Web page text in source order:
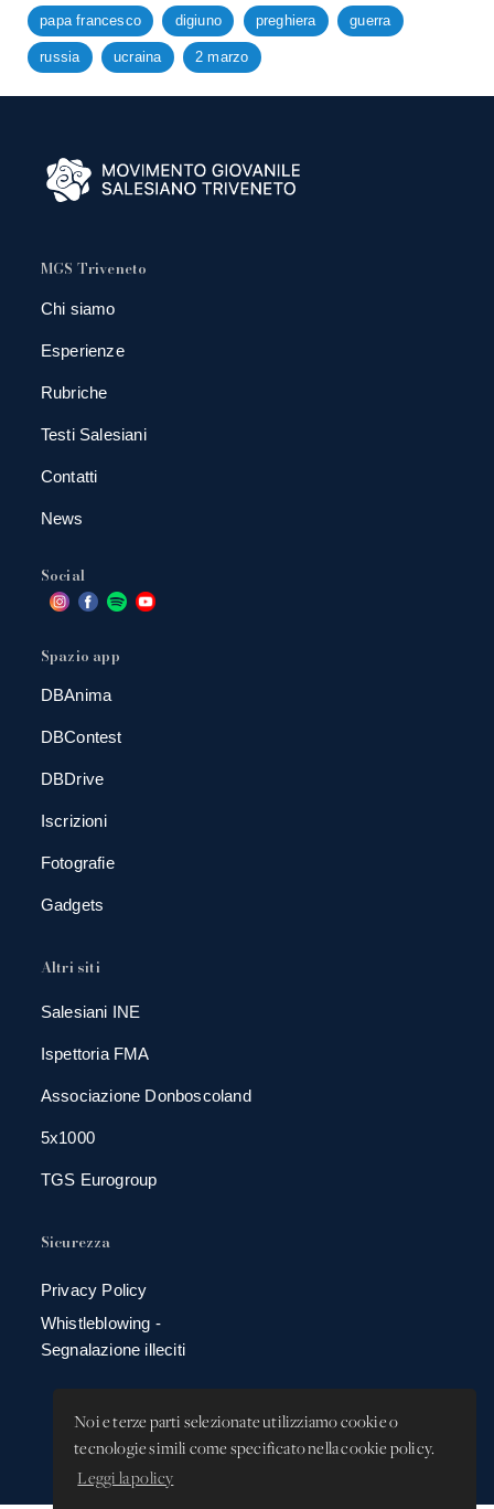
Noi e terze parti selezionate utilizziamo cookie o
tecnologie simili come specificato nella cookie policy.
Leggi la policy
papa francesco digiuno preghiera guerra
russia ucraina 2 marzo
MGS Triveneto
Chi siamo
Esperienze
Rubriche
Testi Salesiani
Contatti
News
Social
Spazio app
DBAnima
DBContest
DBDrive
Iscrizioni
Fotografie
Gadgets
Altri siti
Salesiani INE
Ispettoria FMA
Associazione Donboscoland
5x1000
TGS Eurogroup
Sicurezza
Privacy Policy
Whistleblowing -
Segnalazione illeciti